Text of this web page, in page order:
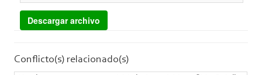
Descargar archivo
Conflicto(s) relacionado(s)